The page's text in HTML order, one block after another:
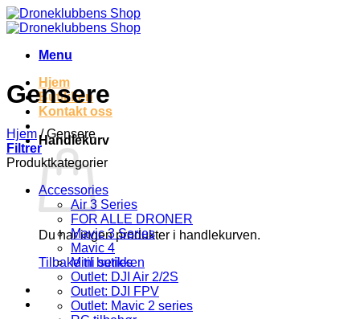
Skip
to
Menu
Hjem
Butikken
Kontakt oss
Handlekurv
Du har ingen produkter i handlekurven.
Tilbake til butikken
Gensere
Hjem /Gensere
Filtrer
Produktkategorier
Accessories
Air 3 Series
FOR ALLE DRONER
Mavic 3 Series
Mavic 4
Mini series
Outlet: DJI Air 2/2S
Outlet: DJI FPV
Outlet: Mavic 2 series